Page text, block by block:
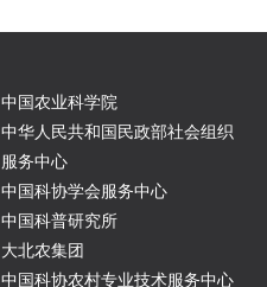
中国农业科学院
中华人民共和国民政部社会组织
服务中心
中国科协学会服务中心
中国科普研究所
大北农集团
中国科协农村专业技术服务中心